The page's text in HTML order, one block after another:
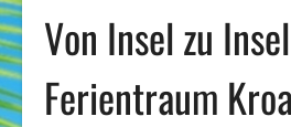
Von Insel zu
Ferientraum